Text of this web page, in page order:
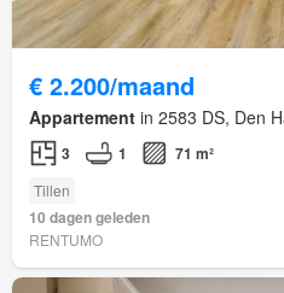
€ 2.200/maand
Appartement in 2583 DS, Den
3 1 71 m²
Tillen
10 dagen geleden
RENTUMO